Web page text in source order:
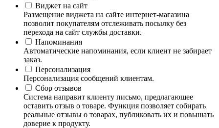
Виджет на сайт
Размещение виджета на сайте интернет-магазина
позволит покупателям отслеживать посылку без
перехода на сайт службы доставки.
Напоминания
Автоматические напоминания, если клиент не забирает
заказ.
Персонализация
Персонализация сообщений клиентам.
Сбор отзывов
Система направит клиенту письмо, предлагающее
оставить отзыв о товаре. Функция позволяет собирать
реальные отзывы о товарах, публиковать их и повышать
доверие к продукту.